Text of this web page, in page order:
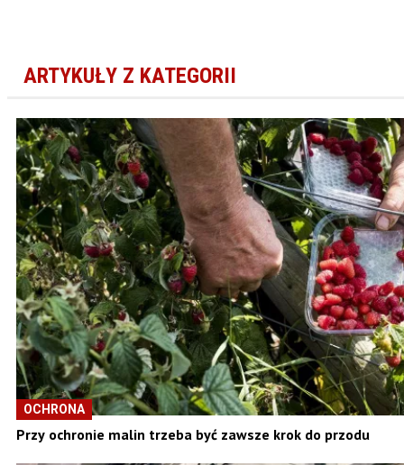
ARTYKUŁY Z KATEGORII
OCHRONA
Przy ochronie malin trzeba być zawsze krok do przodu